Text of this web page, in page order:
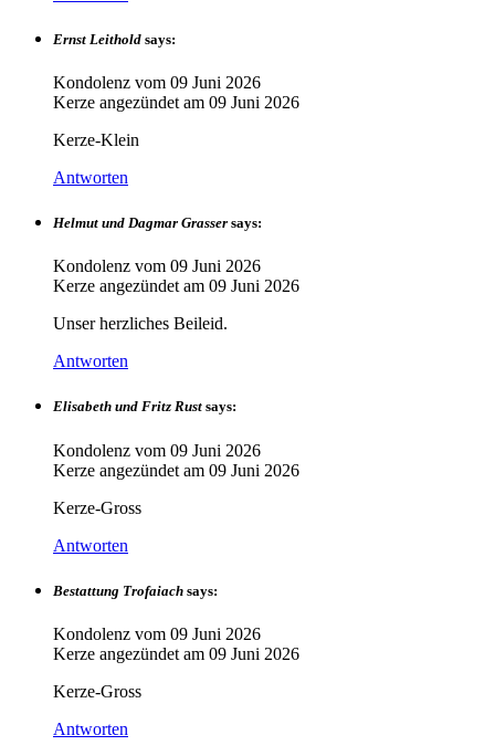
Ernst Leithold says:
Kondolenz vom 09 Juni 2026
Kerze angezündet am 09 Juni 2026
Kerze-Klein
Antworten
Helmut und Dagmar Grasser says:
Kondolenz vom 09 Juni 2026
Kerze angezündet am 09 Juni 2026
Unser herzliches Beileid.
Antworten
Elisabeth und Fritz Rust says:
Kondolenz vom 09 Juni 2026
Kerze angezündet am 09 Juni 2026
Kerze-Gross
Antworten
Bestattung Trofaiach says:
Kondolenz vom 09 Juni 2026
Kerze angezündet am 09 Juni 2026
Kerze-Gross
Antworten